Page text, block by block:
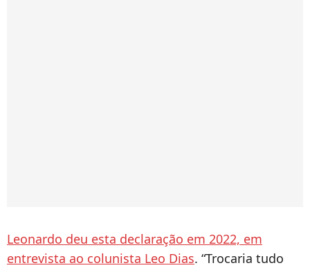
Leonardo deu esta declaração em 2022, em
entrevista ao colunista Leo Dias. “Trocaria tudo